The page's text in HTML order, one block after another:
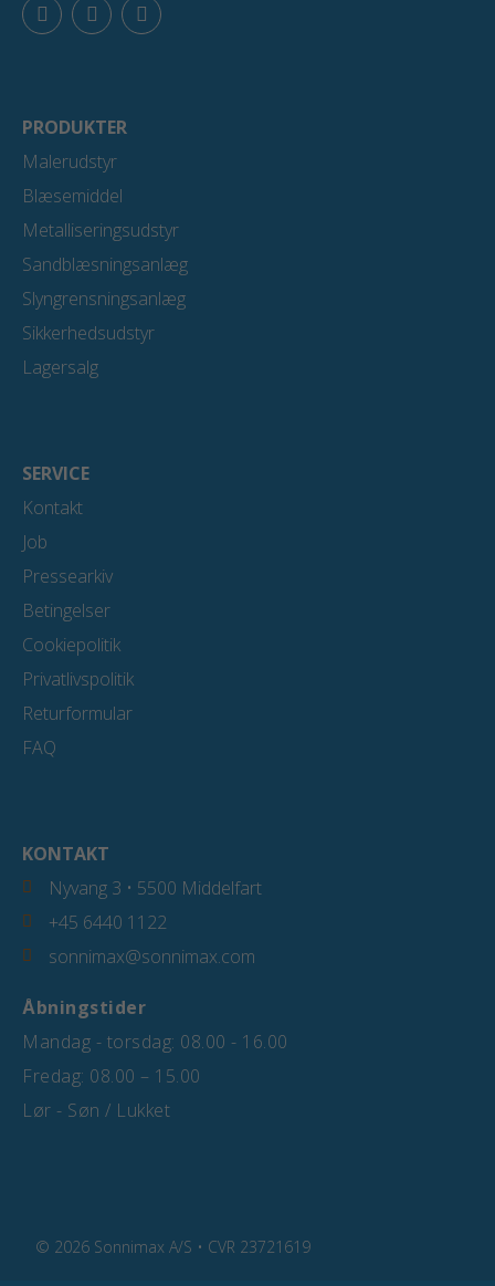
a
c
o
k
i
n
i
n
o
u
PRODUKTER
Malerudstyr
Blæsemiddel
Metalliseringsudstyr
Sandblæsningsanlæg
Slyngrensningsanlæg
Sikkerhedsudstyr
Lagersalg
SERVICE
Kontakt
Job
Pressearkiv
Betingelser
Cookiepolitik
Privatlivspolitik
Returformular
FAQ
KONTAKT
Nyvang 3 • 5500 Middelfart
+45 6440 1122
sonnimax@sonnimax.com
Åbningstider
Mandag - torsdag: 08.00 - 16.00
Fredag: 08.00 – 15.00
Lør - Søn / Lukket
© 2026 Sonnimax A/S • CVR 23721619